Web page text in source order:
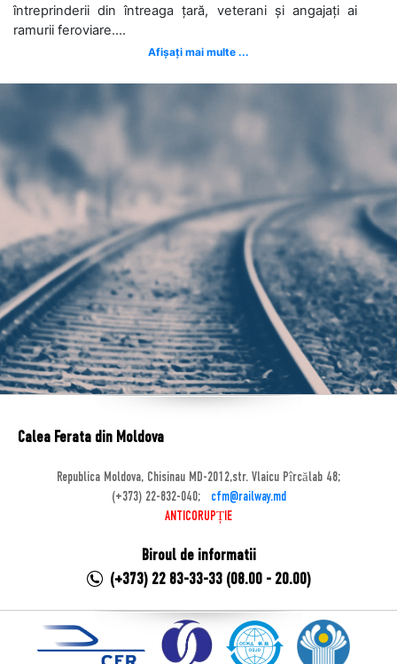
întreprinderii din întreaga țară, veterani și angajați ai
ramurii feroviare....
Afișați mai multe ...
Calea Ferata din Moldova
Republica Moldova, Chisinau MD-2012,str. Vlaicu Pîrcălab 48;
(+373) 22-832-040;
cfm@railway.md
ANTICORUPȚIE
Biroul de informatii
(+373) 22 83-33-33 (08.00 - 20.00)